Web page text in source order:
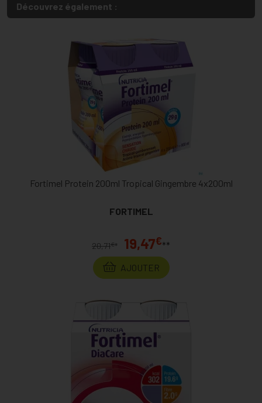
Découvrez également :
Fortimel Protein 200ml Tropical Gingembre 4x200ml
FORTIMEL
20,71€* 19,47€**
AJOUTER